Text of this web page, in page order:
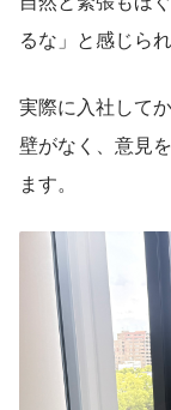
るな」と感じられ
実際に入社して
壁がなく、意見
ます。